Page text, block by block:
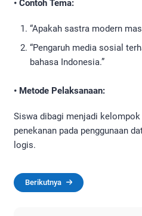
• Contoh Tema:
“Apakah sastra modern
“Pengaruh media sosial
bahasa Indonesia.”
• Metode Pelaksanaan:
Siswa dibagi menjadi
penekanan pada penggunaan
logis.
Berikutnya